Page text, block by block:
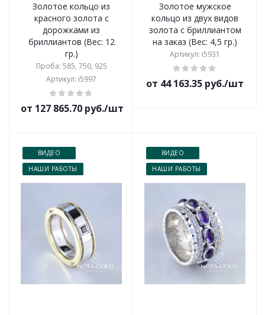
Золотое кольцо из
красного золота с
дорожками из
бриллиантов (Вес: 12
гр.)
Проба: 585, 750, 925
Артикул: i5997
от 127 865.70 руб./шт
Золотое мужское
кольцо из двух видов
золота с бриллиантом
на заказ (Вес: 4,5 гр.)
Артикул: i5931
от 44 163.35 руб./шт
ВИДЕО
НАШИ РАБОТЫ
ВИДЕО
НАШИ РАБОТЫ